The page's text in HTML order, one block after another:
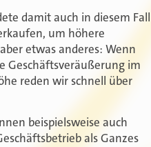
damit auch in diesem Fall
um höhere
etwas anderes: Wenn
Geschäftsveräußerung im
reden wir schnell über
beispielsweise auch
als Ganzes